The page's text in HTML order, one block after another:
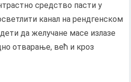
средство пасти у
канал на рендгенском
да желучане масе излазе
отварање, већ и кроз